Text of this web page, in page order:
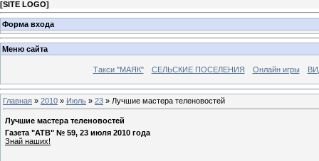
[SITE LOGO]
Форма входа
Меню сайта
Такси "МАЯК" СЕЛЬСКИЕ ПОСЕЛЕНИЯ Онлайн игры
Главная » 2010 » Июль » 23 » Лучшие мастера теленовостей
Лучшие мастера теленовостей
Газета "АТВ" № 59, 23 июля 2010 года
Знай наших!